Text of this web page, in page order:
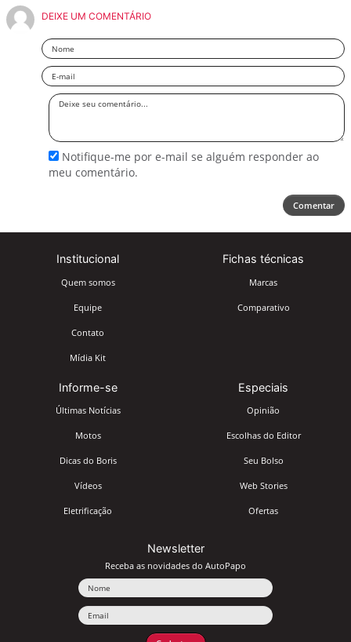
DEIXE UM COMENTÁRIO
Nome
Email
Deixe
Notifique-me por e-mail se alguém responder ao
meu comentário.
Comentar
Institucional
Quem somos
Equipe
Contato
Mídia Kit
Fichas técnicas
Marcas
Comparativo
Informe-se
Últimas Notícias
Motos
Dicas do Boris
Vídeos
Eletrificação
Especiais
Opinião
Escolhas do Editor
Seu Bolso
Web Stories
Ofertas
Newsletter
Receba as novidades do AutoPapo